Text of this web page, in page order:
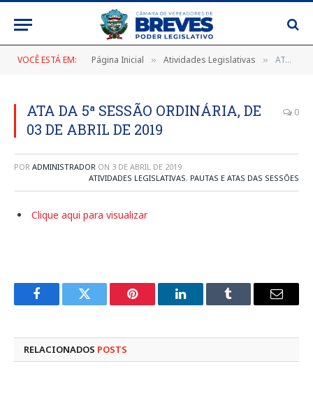
VOCÊ ESTÁ EM: Página Inicial » Atividades Legislativas » ATA DA 5ª SESSÃO ORDINÁRIA, DE 03 DE ABRIL DE 2019
ATA DA 5ª SESSÃO ORDINÁRIA, DE
03 DE ABRIL DE 2019
0
POR ADMINISTRADOR ON 3 DE ABRIL DE 2019
ATIVIDADES LEGISLATIVAS, PAUTAS E ATAS DAS SESSÕES
Clique aqui para visualizar
FacebookTwitter Pinterest LinkedInTumblr
E-
RELACIONADOS POSTS